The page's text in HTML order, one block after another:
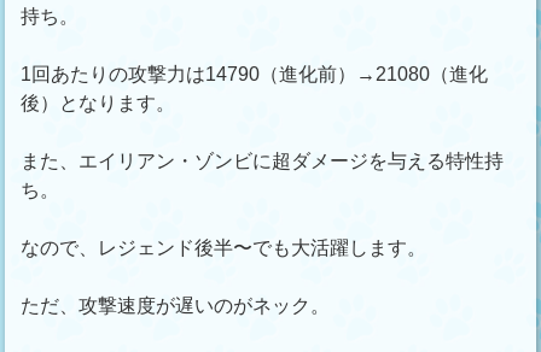
持ち。
1回あたりの攻撃力は14790（進化前）→21080（進化
後）となります。
また、エイリアン・ゾンビに超ダメージを与える特性持
ち。
なので、レジェンド後半〜でも大活躍します。
ただ、攻撃速度が遅いのがネック。